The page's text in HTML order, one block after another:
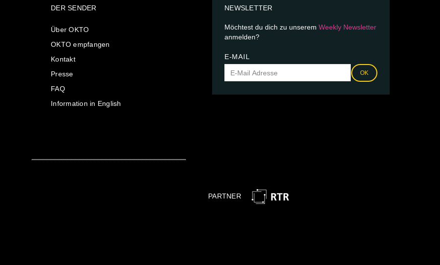
DER SENDER
Über OKTO
OKTO empfangen
Kontakt
Presse
FAQ
Information in English
NEWSLETTER
Möchtest du dich zu unserem Weekly Newsletter
anmelden?
E-MAIL
OK
PARTNER